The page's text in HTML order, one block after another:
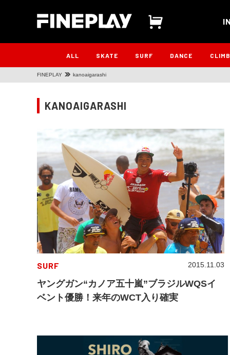
ALL SKATE SURF DANCE CLIMB
FINEPLAY kanoaigarashi
KANOAIGARASHI
SURF
ヤングガン“カノア五十嵐”ブラジルWQSイ
ベント優勝！来年のWCT入り確実
2015.11.03